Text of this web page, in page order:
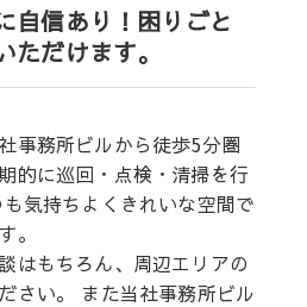
自信あり！困りごと
ただけます。
事務所ビルから徒歩5分圏
的に巡回・点検・清掃を行
気持ちよくきれいな空間で
。
はもちろん、周辺エリアの
さい。 また当社事務所ビル